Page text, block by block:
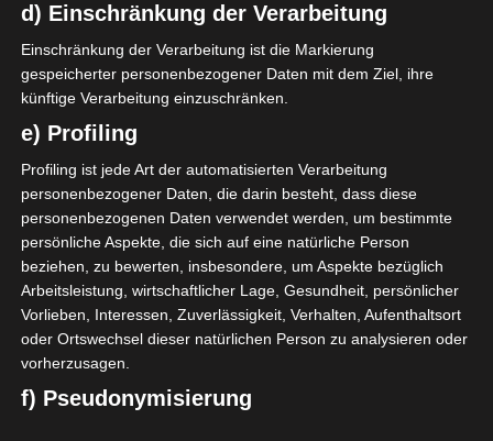
Wir haben uns für die
rustikale Leinenkordel
entschieden.
d) Einschränkung der Verarbeitung
Einschränkung der Verarbeitung ist die Markierung
gespeicherter personenbezogener Daten mit dem Ziel, ihre
künftige Verarbeitung einzuschränken.
e) Profiling
Profiling ist jede Art der automatisierten Verarbeitung
personenbezogener Daten, die darin besteht, dass diese
personenbezogenen Daten verwendet werden, um bestimmte
persönliche Aspekte, die sich auf eine natürliche Person
beziehen, zu bewerten, insbesondere, um Aspekte bezüglich
Arbeitsleistung, wirtschaftlicher Lage, Gesundheit, persönlicher
Vorlieben, Interessen, Zuverlässigkeit, Verhalten, Aufenthaltsort
oder Ortswechsel dieser natürlichen Person zu analysieren oder
vorherzusagen.
f) Pseudonymisierung